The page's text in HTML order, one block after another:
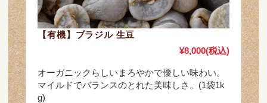
【有機】ブラジル 生豆
¥8,000(税込)
オーガニックらしいまろやかで優しい味わい。
マイルドでバランスのとれた美味しさ。(1袋1k
g)